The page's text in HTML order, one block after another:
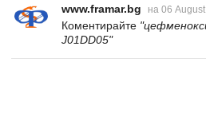
www.framar.bg на 06
Коментирайте
J01DD05"